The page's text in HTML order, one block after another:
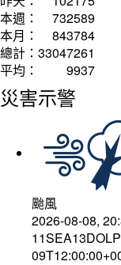
本週：
732589
本月：
843784
總計： 33047261
平均：
9937
災害示警
颱風
2026-08-08,